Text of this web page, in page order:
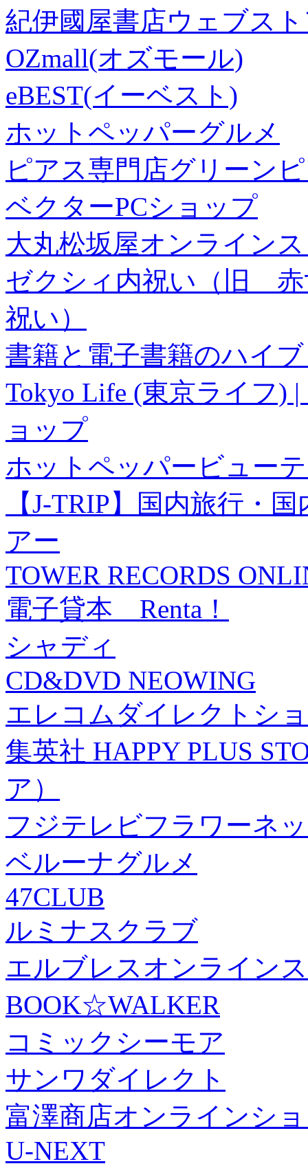
紀伊國屋書店ウェブス
OZmall(オズモール)
eBEST(イーベスト)
ホットペッパーグルメ
ピアス専門店グリーン
ベクターPCショップ
大丸松坂屋オンライン
ゼクシィ内祝い（旧 赤
祝い）
書籍と電子書籍のハイ
Tokyo Life (東京ライフ)
ョップ
ホットペッパービュー
【J-TRIP】国内旅行・
アー
TOWER RECORDS
電子貸本 Renta！
シャディ
CD&DVD NEOWING
エレコムダイレクトシ
集英社 HAPPY PLUS
ア）
フジテレビフラワーネ
ベルーナグルメ
47CLUB
ルミナスクラブ
エルブレスオンライン
BOOK☆WALKER
コミックシーモア
サンワダイレクト
富澤商店オンラインシ
U-NEXT